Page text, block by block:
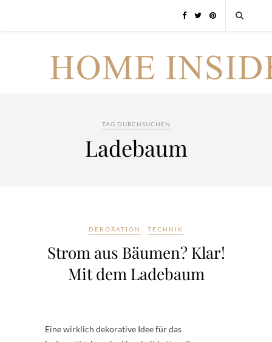
TAG DURCHSUCHEN
Ladebaum
DEKORATION TECHNIK
Strom aus Bäumen? Klar!
Mit dem Ladebaum
Eine wirklich dekorative Idee für das